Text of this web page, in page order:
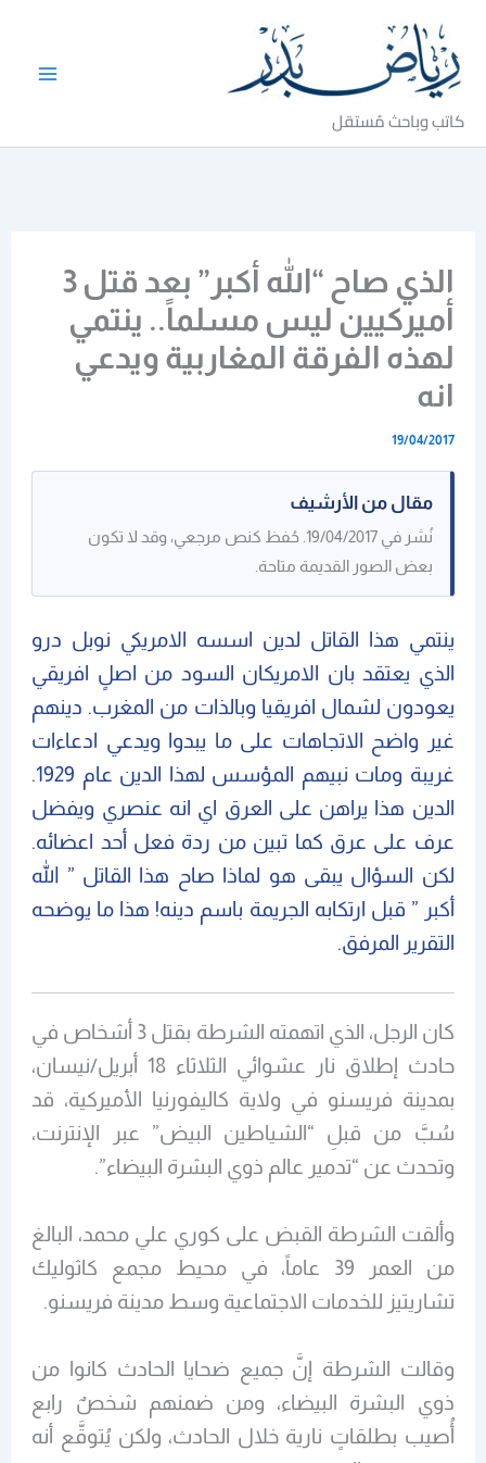
المحتوى
كاتب وباحث مُستقل
الذي صاح “الله أكبر” بعد قتل 3
أميركيين ليس مسلماً.. ينتمي
لهذه الفرقة المغاربية ويدعي
انه
19/04/2017
مقال من الأرشيف
نُشر في 19/04/2017. حُفظ كنص مرجعي، وقد لا تكون
بعض الصور القديمة متاحة.
ينتمي هذا القاتل لدين اسسه الامريكي نوبل درو
الذي يعتقد بان الامريكان السود من اصلٍ افريقي
يعودون لشمال افريقيا وبالذات من المغرب. دينهم
غير واضح الاتجاهات على ما يبدوا ويدعي ادعاءات
غريبة ومات نبيهم المؤسس لهذا الدين عام 1929.
الدين هذا يراهن على العرق اي انه عنصري ويفضل
عرف على عرق كما تبين من ردة فعل أحد اعضائه.
لكن السؤال يبقى هو لماذا صاح هذا القاتل ” الله
أكبر ” قبل ارتكابه الجريمة باسم دينه! هذا ما يوضحه
التقرير المرفق.
كان الرجل، الذي اتهمته الشرطة بقتل 3 أشخاص في
حادث إطلاق نار عشوائي الثلاثاء 18 أبريل/نيسان،
بمدينة فريسنو في ولاية كاليفورنيا الأميركية، قد
سُبَّ من قبلِ “الشياطين البيض” عبر الإنترنت،
وتحدث عن “تدمير عالم ذوي البشرة البيضاء”.
وألقت الشرطة القبض على كوري علي محمد، البالغ
من العمر 39 عاماً، في محيط مجمع كاثوليك
تشاريتيز للخدمات الاجتماعية وسط مدينة فريسنو.
وقالت الشرطة إنَّ جميع ضحايا الحادث كانوا من
ذوي البشرة البيضاء، ومن ضمنهم شخصٌ رابع
أُصيب بطلقاتٍ نارية خلال الحادث، ولكن يُتوقَّع أنه